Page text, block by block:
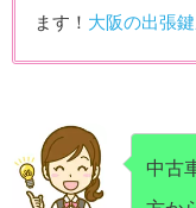
ます！ 大阪の出張
中古